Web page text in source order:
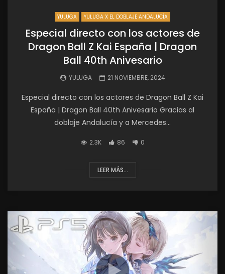
YULUGA YULUGA X EL DOBLAJE ANDALUCÍA
Especial directo con los actores de
Dragon Ball Z Kai España | Dragon
Ball 40th Anivesario
YULUGA 21 NOVIEMBRE, 2024
Especial directo con los actores de Dragon Ball Z Kai
España | Dragon Ball 40th Anivesario Gracias al
doblaje Andalucía y a Mercedes...
2.3K 86 0
LEER MÁS...